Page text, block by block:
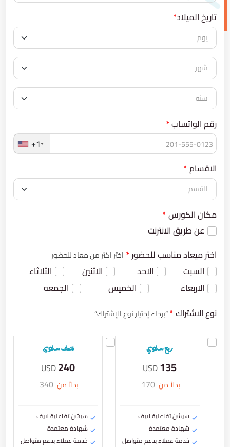
تاريخ الميلاد*
رقم الواتساب*
+1
الاقسام*
مكان الكورس*
عن طريق الانترنت
اختر ميعاد مناسب للحضور* اختر اكتر من معاد للحضور
السبت الاحد الاثنين
الثلاثاء
الاربعاء
الخميس
الجمعه
نوع الاشتراك*“برجاء إختيار نوع الإشتراك”
ربع سنوي
135
USD
بدلاً من 170
سيشن تفاعلية لايف
شهادة معتمدة
خدمة عملاء بدعم متواصل
نصف سنوى
240
USD
بدلاً من 340
سيشن تفاعلية لايف
شهادة معتمدة
خدمة عملاء بدعم متواصل